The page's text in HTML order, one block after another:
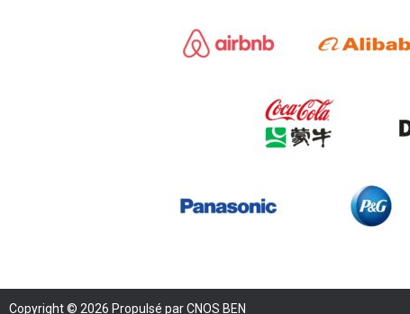
Copyright © 2026 Propulsé par CNOS BEN